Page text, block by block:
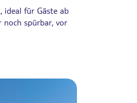
ideal für Gäste ab
noch spürbar, vor